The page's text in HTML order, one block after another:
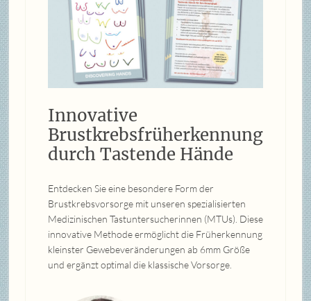
Innovative
Brustkrebsfrüherkennung
durch Tastende Hände
Entdecken Sie eine besondere Form der
Brustkrebsvorsorge mit unseren spezialisierten
Medizinischen Tastuntersucherinnen (MTUs). Diese
innovative Methode ermöglicht die Früherkennung
kleinster Gewebeveränderungen ab 6mm Größe
und ergänzt optimal die klassische Vorsorge.